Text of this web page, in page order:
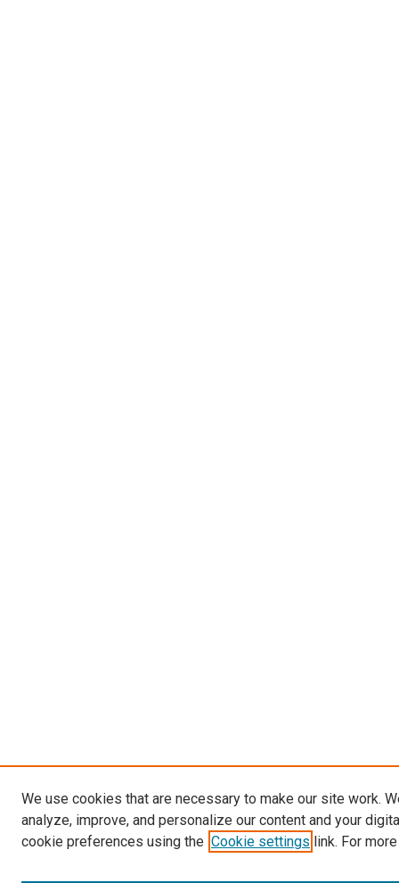
We use cookies that are necessary to make our site work.
analyze, improve, and personalize our content and your
cookie preferences using the Cookie settings link. For